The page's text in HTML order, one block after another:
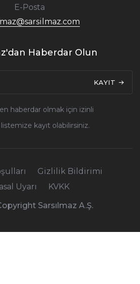
E-Posta
Haberdar Olun
KAYIT
haberdar olmak için izinli
kayıt olabilirsiniz.
Gizlilik Bildirimi
Uyarı
KVKK
Sarsılmaz A.Ş.